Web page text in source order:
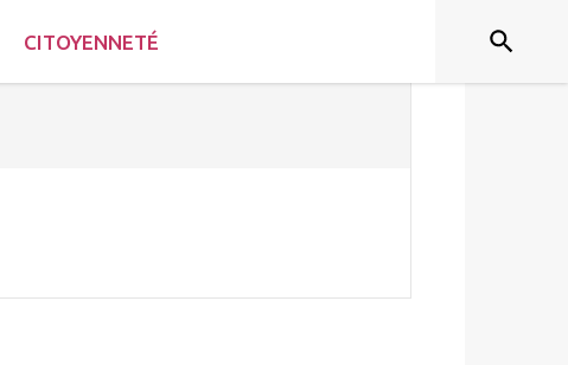
CITOYENNETÉ